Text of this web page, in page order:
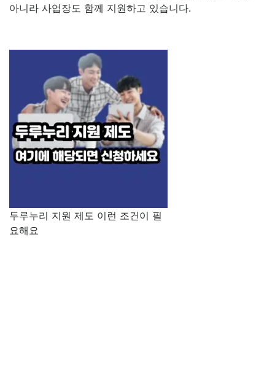
아니라 사업장도 함께 지원하고 있습니다.
두루누리 지원 제도 이런 조건이 필
요해요